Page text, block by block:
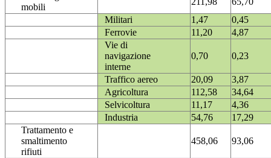
mobili
Militari
1,47
0,45
Ferrovie
11,20
4,87
Vie di
navigazione
interne
0,70 0,23
Traffico aereo 20,09
3,87
Agricoltura
112,58
34,64
Selvicoltura
11,17
4,36
Industria
54,76
17,29
Trattamento e
smaltimento
rifiuti
458,06 93,06